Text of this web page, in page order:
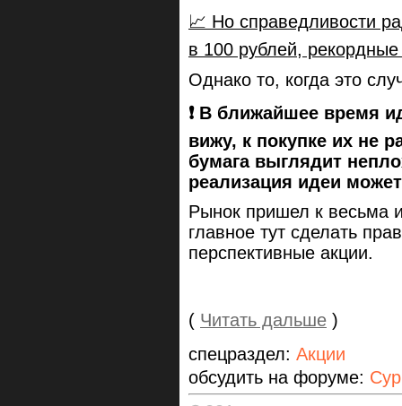
📈 Но справедливости
в 100 рублей,
Однако то, когда это
❗️ В ближайшее время
вижу, к покупке их не
бумага выглядит
реализация идеи
Рынок пришел к весьма
главное тут сделать
перспективные акции.
( Читать дальше )
спецраздел: Акции
обсудить на форуме: